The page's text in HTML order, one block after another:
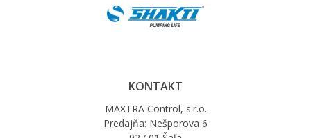
KONTAKT
MAXTRA Control, s.r.o.
Predajňa: Nešporova 6